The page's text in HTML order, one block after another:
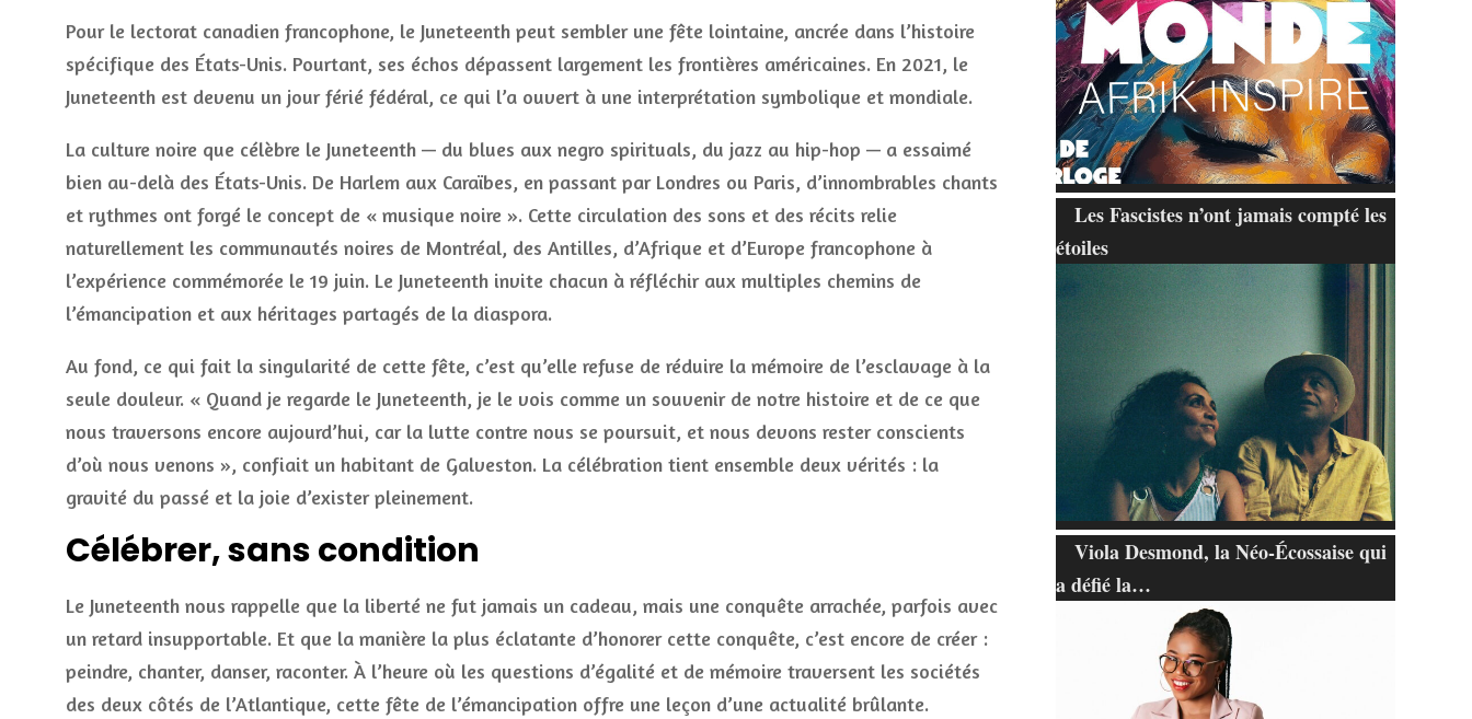
Pour le lectorat canadien francophone, le Juneteenth peut sembler une fête lointaine, ancrée dans l’histoire
spécifique des États-Unis. Pourtant, ses échos dépassent largement les frontières américaines. En 2021, le
Juneteenth est devenu un jour férié fédéral, ce qui l’a ouvert à une interprétation symbolique et mondiale.
La culture noire que célèbre le Juneteenth — du blues aux negro spirituals, du jazz au hip-hop — a essaimé
bien au-delà des États-Unis. De Harlem aux Caraïbes, en passant par Londres ou Paris, d’innombrables chants
et rythmes ont forgé le concept de « musique noire ». Cette circulation des sons et des récits relie
naturellement les communautés noires de Montréal, des Antilles, d’Afrique et d’Europe francophone à
l’expérience commémorée le 19 juin. Le Juneteenth invite chacun à réfléchir aux multiples chemins de
l’émancipation et aux héritages partagés de la diaspora.
Au fond, ce qui fait la singularité de cette fête, c’est qu’elle refuse de réduire la mémoire de l’esclavage à la
seule douleur. « Quand je regarde le Juneteenth, je le vois comme un souvenir de notre histoire et de ce que
nous traversons encore aujourd’hui, car la lutte contre nous se poursuit, et nous devons rester conscients
d’où nous venons », confiait un habitant de Galveston. La célébration tient ensemble deux vérités : la
gravité du passé et la joie d’exister pleinement.
Célébrer, sans condition
Le Juneteenth nous rappelle que la liberté ne fut jamais un cadeau, mais une conquête arrachée, parfois avec
un retard insupportable. Et que la manière la plus éclatante d’honorer cette conquête, c’est encore de créer :
peindre, chanter, danser, raconter. À l’heure où les questions d’égalité et de mémoire traversent les sociétés
des deux côtés de l’Atlantique, cette fête de l’émancipation offre une leçon d’une actualité brûlante.
Les Fascistes n’ont jamais compté les
étoiles
Viola Desmond, la Néo-Écossaise qui
a défié la…